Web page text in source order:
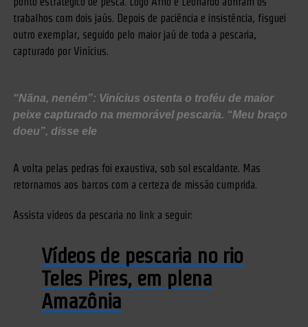
trabalhos com dois jaús. Depois de paciência e insistência, fisguei
outro exemplar, seguido pelo maior jaú de toda a pescaria,
capturado por Vinícius.
“Nãna, neném”: Vinícius ostenta o troféu de maior
peixe capturado na memorável pescaria. “Meu braço
doeu”, disse ele
A volta pelas pedras foi exaustiva, sob sol escaldante. Mas
retornamos aos barcos com a certeza de missão cumprida.
Assista vídeos da pescaria no link a seguir:
Vídeos de pescaria no rio
Teles Pires, em plena
Amazônia